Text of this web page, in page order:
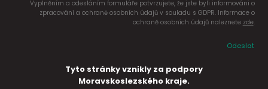
Vyplněním a odesláním formuláře potvrzujete, že jste byli informováni o
zpracování a ochraně osobních údajů v souladu s GDPR. Informace o
ochraně osobních údajů naleznete zde.
Odeslat
Tyto stránky vznikly za podpory
Moravskoslezského kraje.